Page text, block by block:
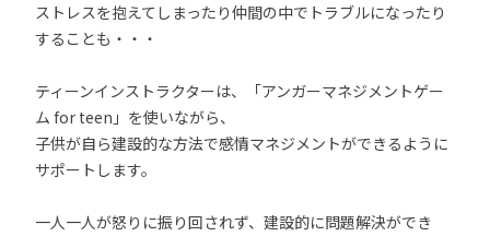
ストレスを抱えてしまったり仲間の中でトラブルになったり
することも・・・
ティーンインストラクターは、「アンガーマネジメントゲー
ム for teen」を使いながら、
子供が自ら建設的な方法で感情マネジメントができるように
サポートします。
一人一人が怒りに振り回されず、建設的に問題解決ができ